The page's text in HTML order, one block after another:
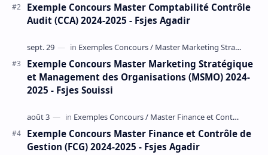
Exemple Concours Master Comptabilité Contrôle
Audit (CCA) 2024-2025 - Fsjes Agadir
Exemple Concours Master Marketing Stratégique
et Management des Organisations (MSMO) 2024-
2025 - Fsjes Souissi
Exemple Concours Master Finance et Contrôle de
Gestion (FCG) 2024-2025 - Fsjes Agadir